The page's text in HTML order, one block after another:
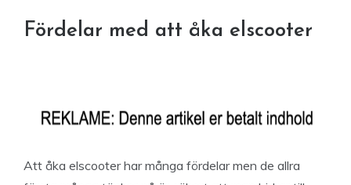
Fördelar med att åka elscooter
Att åka elscooter har många fördelar men de allra